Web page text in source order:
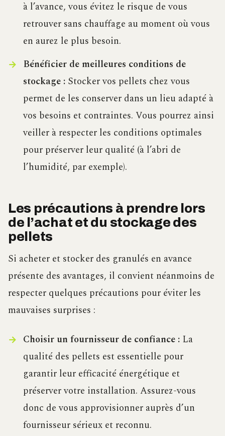
à l’avance, vous évitez le risque de vous
retrouver sans chauffage au moment où vous
en aurez le plus besoin.
Bénéficier de meilleures conditions de
stockage :Stocker vos pellets chez vous
permet de les conserver dans un lieu adapté à
vos besoins et contraintes. Vous pourrez ainsi
veiller à respecter les conditions optimales
pour préserver leur qualité (à l’abri de
l’humidité, par exemple).
Les précautions à prendre lors
de l’achat et du stockage des
pellets
Si acheter et stocker des granulés en avance
présente des avantages, il convient néanmoins de
respecter quelques précautions pour éviter les
mauvaises surprises :
Choisir un fournisseur de confiance :La
qualité des pellets est essentielle pour
garantir leur efficacité énergétique et
préserver votre installation. Assurez-vous
donc de vous approvisionner auprès d’un
fournisseur sérieux et reconnu.